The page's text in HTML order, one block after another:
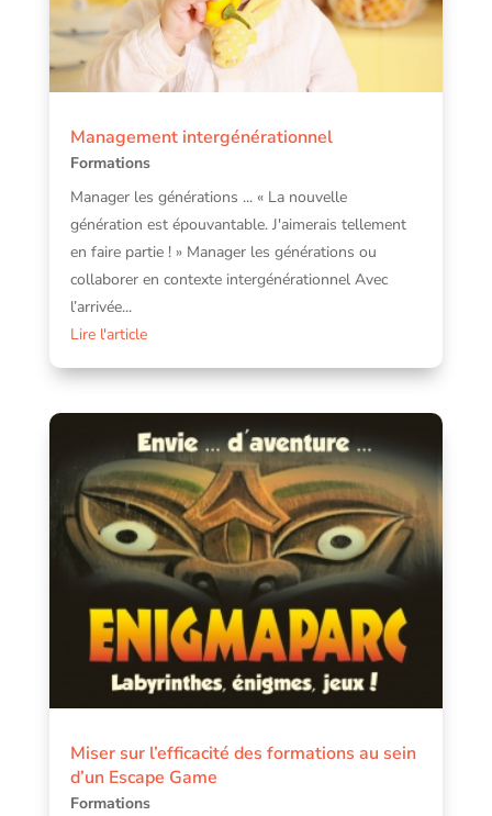
Management intergénérationnel
Formations
Manager les générations ... « La nouvelle
génération est épouvantable. J'aimerais tellement
en faire partie ! » Manager les générations ou
collaborer en contexte intergénérationnel Avec
l’arrivée...
Lire l'article
Miser sur l’efficacité des formations au sein
d’un Escape Game
Formations